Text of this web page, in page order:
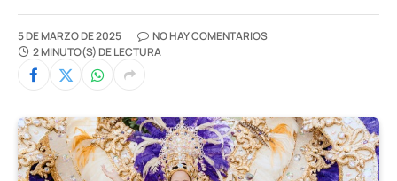
5 DE MARZO DE 2025
NO HAY COMENTARIOS
2 MINUTO(S) DE LECTURA